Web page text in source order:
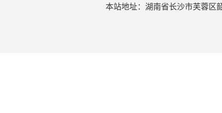
本站地址：湖南省长沙市芙蓉区